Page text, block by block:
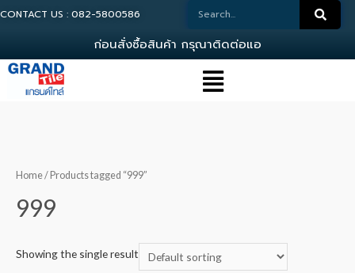
CONTACT US : 082-5800586
อนสงซอสนคา ก รณาตดตอแอด
Home/ Products tagged “999”
999
Showing the single result